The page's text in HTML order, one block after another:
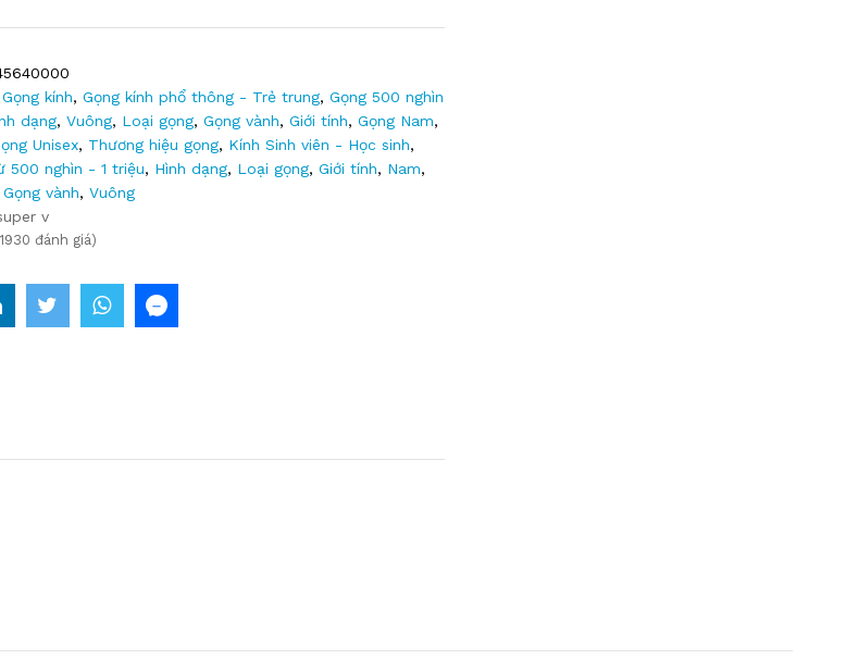
Gọng kính, Gọng kính phổ thông - Trẻ trung, Gọng 500 nghìn
dạng, Vuông, Loại gọng, Gọng vành, Giới tính, Gọng Nam,
Unisex, Thương hiệu gọng, Kính Sinh viên - Học sinh,
500 nghìn - 1 triệu, Hình dạng, Loại gọng, Giới tính, Nam,
Gọng vành, Vuông
v
đánh giá)